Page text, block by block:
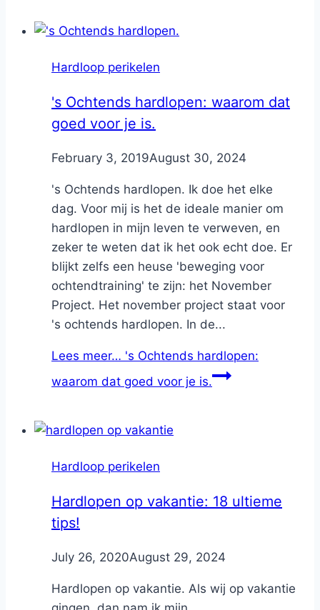
Hardloop perikelen
's Ochtends hardlopen: waarom dat
goed voor je is.
ByNicole
February 3, 2019August 30, 2024
's Ochtends hardlopen. Ik doe het elke
dag. Voor mij is het de ideale manier om
hardlopen in mijn leven te verweven, en
zeker te weten dat ik het ook echt doe. Er
blijkt zelfs een heuse 'beweging voor
ochtendtraining' te zijn: het November
Project. Het november project staat voor
's ochtends hardlopen. In de...
Lees meer… 's Ochtends hardlopen:
waarom dat goed voor je is.
Hardloop perikelen
Hardlopen op vakantie: 18 ultieme
tips!
ByNicole
July 26, 2020August 29, 2024
Hardlopen op vakantie. Als wij op vakantie